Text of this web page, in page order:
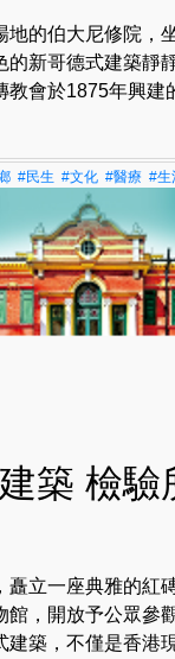
地的伯大尼修院，
的新哥德式建築靜
教會於1875年興建
#民生 #文化 #醫療 #生
築 檢驗
矗立一座典雅的紅
館，開放予公眾參
建築，不僅是香港